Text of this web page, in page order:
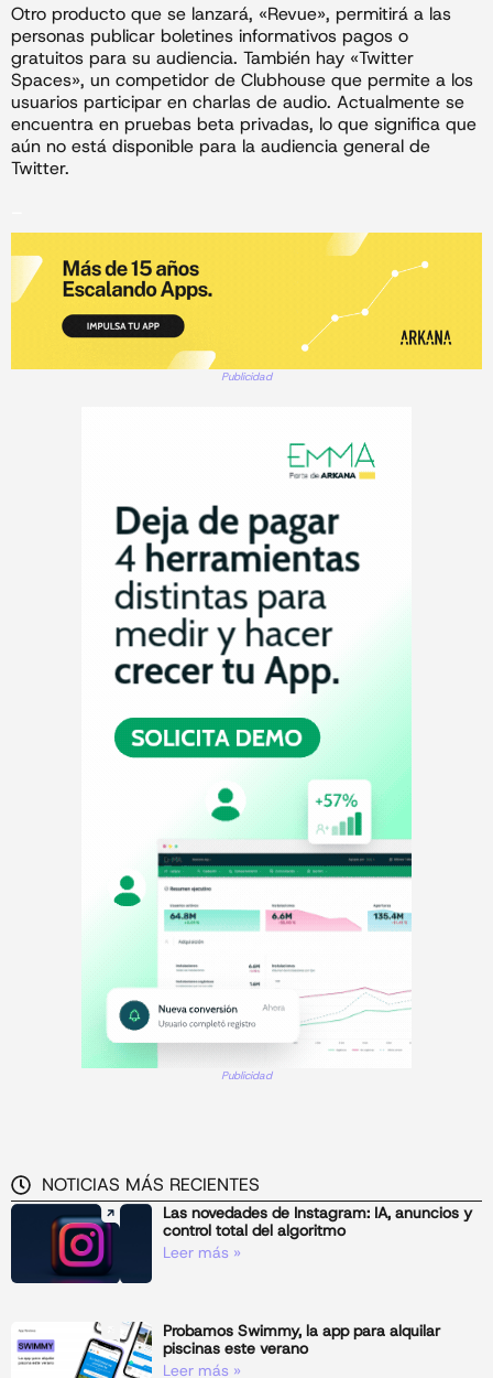
Otro producto que se lanzará, «Revue», permitirá a las
personas publicar boletines informativos pagos o
gratuitos para su audiencia. También hay «Twitter
Spaces», un competidor de Clubhouse que permite a los
usuarios participar en charlas de audio. Actualmente se
encuentra en pruebas beta privadas, lo que significa que
aún no está disponible para la audiencia general de
Twitter.
Publicidad
Publicidad
NOTICIAS MÁS RECIENTES
Las novedades de Instagram: IA, anuncios y
control total del algoritmo
Leer más »
Probamos Swimmy, la app para alquilar
piscinas este verano
Leer más »